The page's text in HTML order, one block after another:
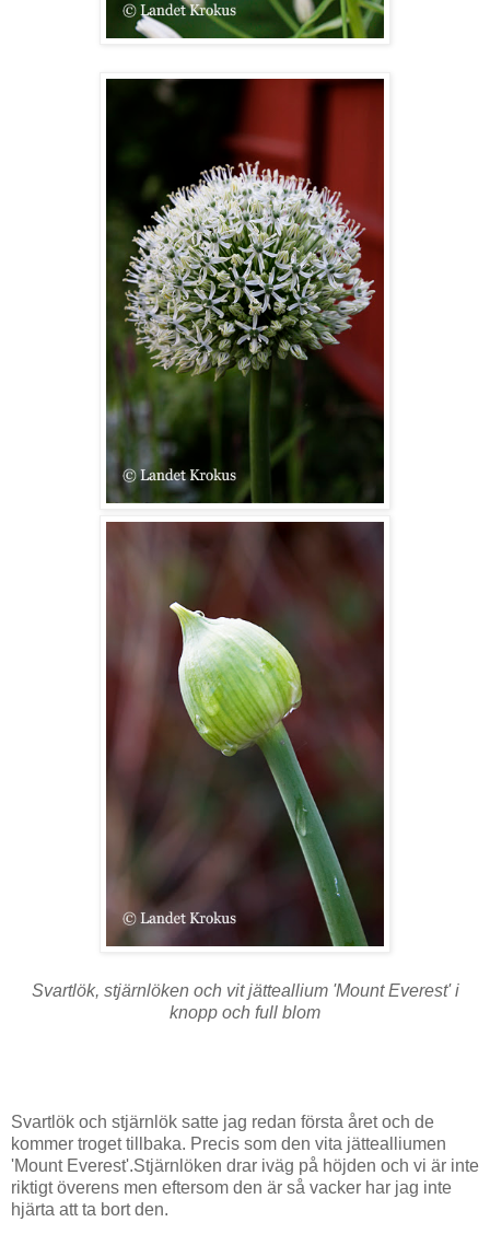
Svartlök, stjärnlöken och vit jätteallium 'Mount Everest' i
knopp och full blom
Svartlök och stjärnlök satte jag redan första året och de
kommer troget tillbaka. Precis som den vita jättealliumen
'Mount Everest'.Stjärnlöken drar iväg på höjden och vi är inte
riktigt överens men eftersom den är så vacker har jag inte
hjärta att ta bort den.